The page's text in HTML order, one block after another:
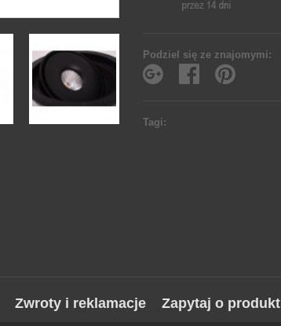
Podziel się ze znajomymi:
Tagi:
Zwroty i reklamacje Zapytaj o produkt